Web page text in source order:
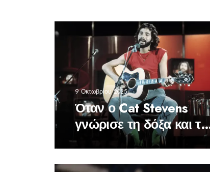
9 Οκτωβρίου 2025
Όταν ο Cat Stevens
γνώρισε τη δόξα και
έκλεισε την πόρτα